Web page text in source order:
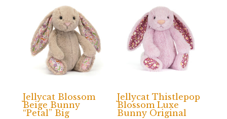
Jellycat Blossom
Beige Bunny
“Petal” Big
Jellycat Thistlepop
Blossom Luxe
Bunny Original